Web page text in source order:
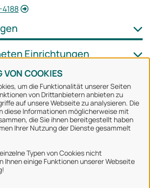
VON COOKIES
um die Funktionalität unserer Seiten
von Drittanbietern anbieten zu
auf unsere Webseite zu analysieren. Die
diese Informationen möglicherweise mit
die Sie ihnen bereitgestellt haben
Ihrer Nutzung der Dienste gesammelt
Typen von Cookies nicht
Ihnen einige Funktionen unserer Webseite
Einrichtungen